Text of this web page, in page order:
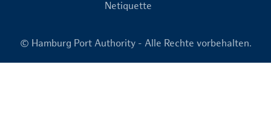
Netiquette
© Hamburg Port Authority - Alle Rechte vorbehalten.